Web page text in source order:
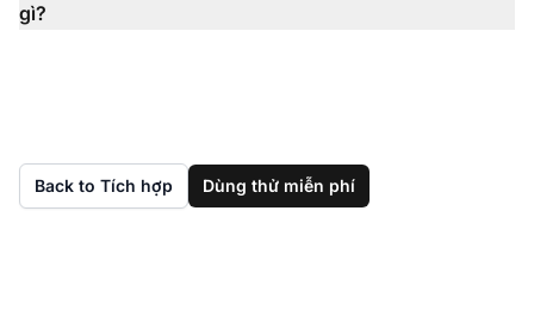
gì?
Back to Tích hợp Dùng thử miễn phí